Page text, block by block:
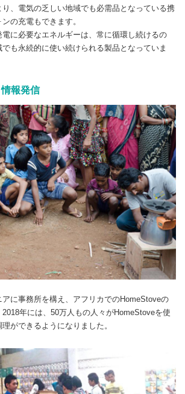
、電気の乏しい地域でも必需品となっている携
の充電もできます。
に必要なエネルギーは、常に循環し続けるの
も永続的に使い続けられる製品となっていま
報発信
に事務所を構え、アフリカでのHomeStoveの
年には、50万人もの人々がHomeStoveを使
ができるようになりました。